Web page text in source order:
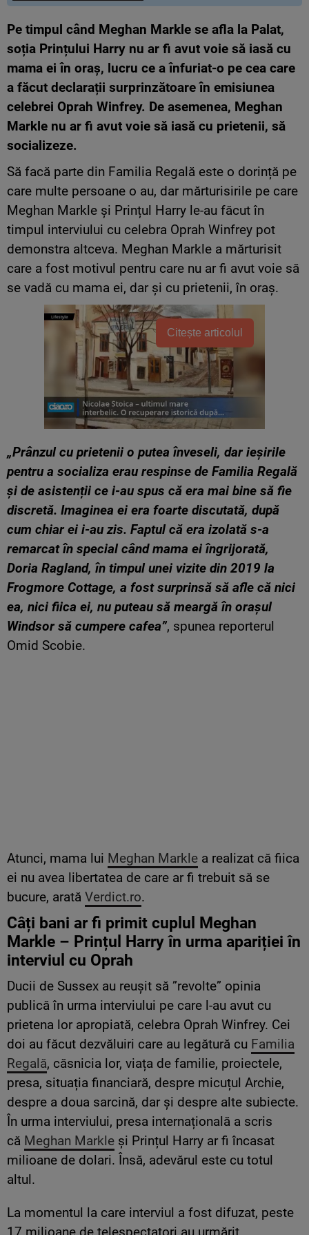
Pe timpul când Meghan Markle se afla la Palat,
soția Prințului Harry nu ar fi avut voie să iasă cu
mama ei în oraș, lucru ce a înfuriat-o pe cea care
a făcut declarații surprinzătoare în emisiunea
celebrei Oprah Winfrey. De asemenea, Meghan
Markle nu ar fi avut voie să iasă cu prietenii, să
socializeze.
Să facă parte din Familia Regală este o dorință pe
care multe persoane o au, dar mărturisirile pe care
Meghan Markle și Prințul Harry le-au făcut în
timpul interviului cu celebra Oprah Winfrey pot
demonstra altceva. Meghan Markle a mărturisit
care a fost motivul pentru care nu ar fi avut voie să
se vadă cu mama ei, dar și cu prietenii, în oraș.
Citește articolul
„Prânzul cu prietenii o putea înveseli, dar ieșirile
pentru a socializa erau respinse de Familia Regală
și de asistenții ce i-au spus că era mai bine să fie
discretă. Imaginea ei era foarte discutată, după
cum chiar ei i-au zis. Faptul că era izolată s-a
remarcat în special când mama ei îngrijorată,
Doria Ragland, în timpul unei vizite din 2019 la
Frogmore Cottage, a fost surprinsă să afle că nici
ea, nici fiica ei, nu puteau să meargă în orașul
Windsor să cumpere cafea”, spunea reporterul
Omid Scobie.
Atunci, mama lui Meghan Markle a realizat că fiica
ei nu avea libertatea de care ar fi trebuit să se
bucure, arată Verdict.ro.
Câți bani ar fi primit cuplul Meghan
Markle – Prințul Harry în urma apariției în
interviul cu Oprah
Ducii de Sussex au reușit să ”revolte” opinia
publică în urma interviului pe care l-au avut cu
prietena lor apropiată, celebra Oprah Winfrey. Cei
doi au făcut dezvăluiri care au legătură cu Familia
Regală, căsnicia lor, viața de familie, proiectele,
presa, situația financiară, despre micuțul Archie,
despre a doua sarcină, dar și despre alte subiecte.
În urma interviului, presa internațională a scris
că Meghan Markle și Prințul Harry ar fi încasat
milioane de dolari. Însă, adevărul este cu totul
altul.
La momentul la care interviul a fost difuzat, peste